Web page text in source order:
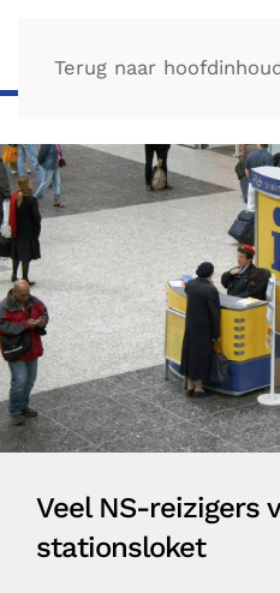
Terug naar
Veel NS-reizigers
stationsloket